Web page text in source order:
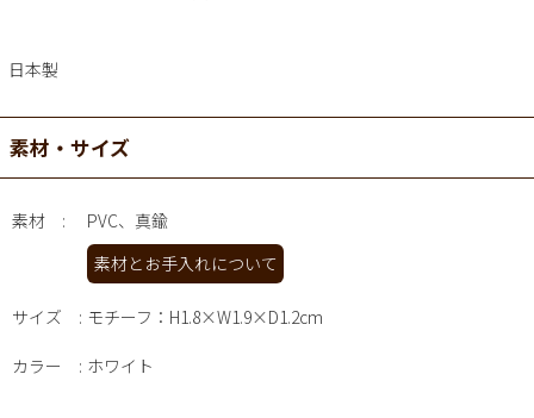
日本製
素材・サイズ
素材
PVC、真鍮
素材とお手入れについて
サイズ モチーフ：H1.8×W1.9×D1.2cm
カラー ホワイト